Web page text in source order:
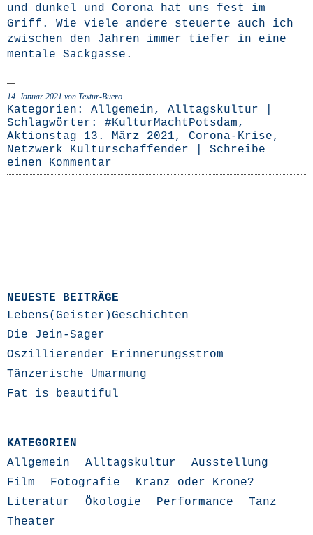
und dun­kel und Coro­na hat uns fest im
Griff. Wie vie­le ande­re steu­er­te auch ich
zwi­schen den Jah­ren immer tie­fer in eine
men­ta­le Sackgasse.
14. Januar 2021 von Textur-Buero
Kategorien: Allgemein, Alltagskultur
Schlagwörter: #KulturMachtPotsdam,
Aktionstag 13. März 2021, Corona-Krise,
Netzwerk Kulturschaffender
Schreibe
einen Kommentar
NEUESTE BEITRÄGE
Lebens(Geister)Geschichten
Die Jein-Sager
Oszillierender Erinnerungsstrom
Tänzerische Umarmung
Fat is beautiful
KATEGORIEN
Allgemein
Alltagskultur
Ausstellung
Film
Fotografie
Kranz oder Krone?
Literatur
Ökologie Performance
Tanz
Theater